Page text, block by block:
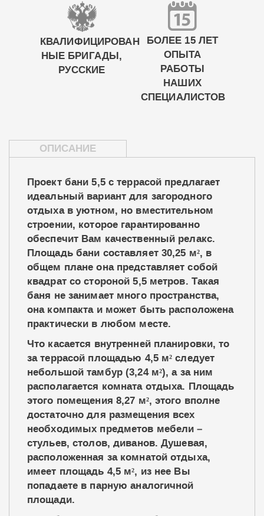
КВАЛИФИЦИРОВАН
НЫЕ БРИГАДЫ,
РУССКИЕ
БОЛЕЕ 15 ЛЕТ
ОПЫТА
РАБОТЫ
НАШИХ
СПЕЦИАЛИСТОВ
ОПИСАНИЕ
Проект бани 5,5 с террасой предлагает
идеальный вариант для загородного
отдыха в уютном, но вместительном
строении, которое гарантированно
обеспечит Вам качественный релакс.
Площадь бани составляет 30,25 м², в
общем плане она представляет собой
квадрат со стороной 5,5 метров. Такая
баня не занимает много пространства,
она компакта и может быть расположена
практически в любом месте.
Что касается внутренней планировки, то
за террасой площадью 4,5 м² следует
небольшой тамбур (3,24 м²), а за ним
располагается комната отдыха. Площадь
этого помещения 8,27 м², этого вполне
достаточно для размещения всех
необходимых предметов мебели –
стульев, столов, диванов. Душевая,
расположенная за комнатой отдыха,
имеет площадь 4,5 м², из нее Вы
попадаете в парную аналогичной
площади.